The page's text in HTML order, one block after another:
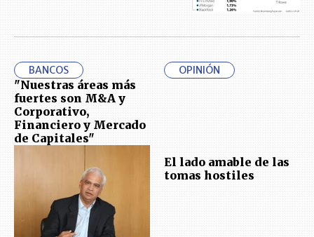
BANCOS
"Nuestras áreas más
fuertes son M&A y
Corporativo,
Financiero y Mercado
de Capitales"
OPINIÓN
El lado amable de las
tomas hostiles